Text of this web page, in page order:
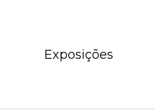
Exposições